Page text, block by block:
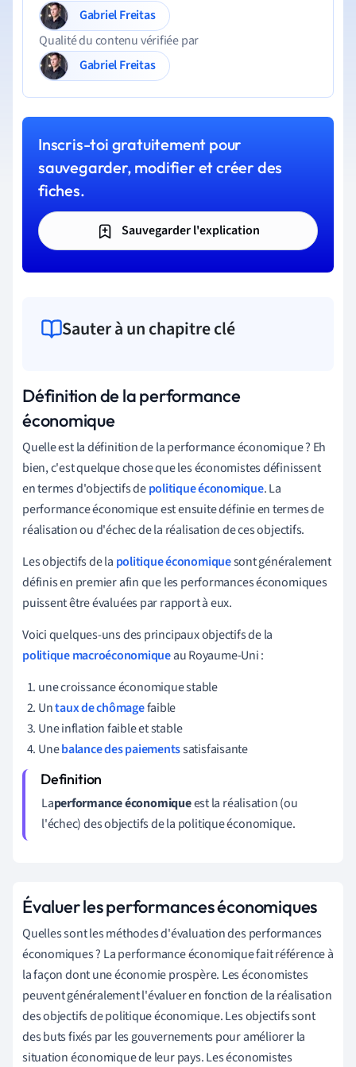
Gabriel Freitas
Qualité du contenu vérifiée par
Gabriel Freitas
Inscris-toi gratuitement pour
sauvegarder, modifier et créer des
fiches.
Sauvegarder l'explication
Sauter à un chapitre clé
Définition de la performance
économique
Quelle est la définition de la performance économique ? Eh
bien, c'est quelque chose que les économistes définissent
en termes d'objectifs depolitique économique. La
performance économique est ensuite définie en termes de
réalisation ou d'échec de la réalisation de ces objectifs.
Les objectifs de la politique économiquesont généralement
définis en premier afin que les performances économiques
puissent être évaluées par rapport à eux.
Voici quelques-uns des principaux objectifs de la
politique macroéconomiqueau Royaume-Uni :
une croissance économique stable
Untaux de chômagefaible
Une inflation faible et stable
Unebalance des paiementssatisfaisante
Laperformance économiqueest la réalisation (ou
l'échec) des objectifs de la politique économique.
Évaluer les performances économiques
Quelles sont les méthodes d'évaluation des performances
économiques ? La performance économique fait référence à
la façon dont une économie prospère. Les économistes
peuvent généralement l'évaluer en fonction de la réalisation
des objectifs de politique économique. Les objectifs sont
des buts fixés par les gouvernements pour améliorer la
situation économique de leur pays. Les économistes